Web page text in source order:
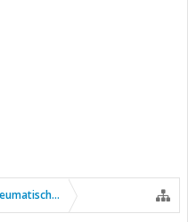
Erkrankungen